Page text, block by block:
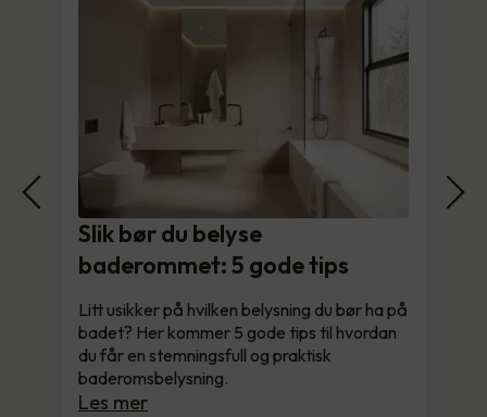
Slik bør du belyse
baderommet: 5 gode tips
Litt usikker på hvilken belysning du bør ha på
badet? Her kommer 5 gode tips til hvordan
du får en stemningsfull og praktisk
baderomsbelysning.
Les mer